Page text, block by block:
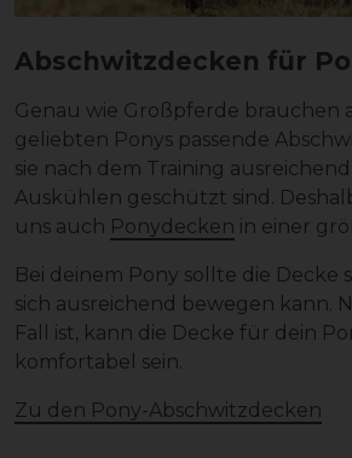
Abschwitzdecken für
Genau wie Großpferde brauchen
geliebten Ponys passende
sie nach dem Training
Auskühlen geschützt sind.
uns auch Ponydecken in einer
Bei deinem Pony sollte die Decke
sich ausreichend bewegen kann.
Fall ist, kann die Decke für dein
komfortabel sein.
Zu den Pony-Abschwitzdecken